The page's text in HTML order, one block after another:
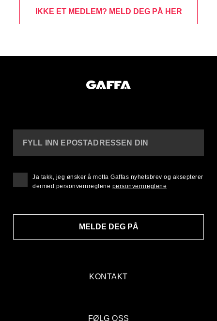
IKKE ET MEDLEM? MELD DEG PÅ HER
KONTAKT
FYLL INN EPOSTADRESSEN DIN
MELDE DEG PÅ
Ja takk, jeg ønsker å motta Gaffas nyhetsbrev og aksepterer
dermed personvernreglene personvernreglene
FØLG OSS